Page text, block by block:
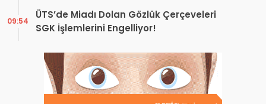
ÜTS’de Miadı Dolan Gözlük Çerçeveleri
SGK İşlemlerini Engelliyor!
09:54